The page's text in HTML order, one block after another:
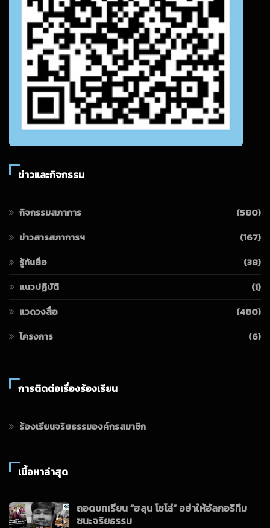
ข่าวและกิจกรรม
กิจกรรมสภาการ
(580)
ข่าวสารสภาการฯ
(167)
รู้ทันสื่อ
(38)
แนวปฏิบัติ
(1)
แวดวงสื่อ
(480)
โครงการ
(6)
การติดต่อเรื่องร้องเรียน
ร้องเรียนจริยธรรมองค์กรสมาชิก
เนื้อหาล่าสุด
ถอดบทเรียน “ฮลุน โซโล่” อย่าให้อัลกอริทึม
ชนะจริยธรรม